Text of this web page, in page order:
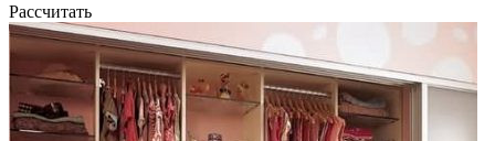
Рассчитать